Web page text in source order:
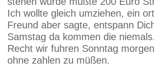
Ich wollte gleich umziehen, ein
Freund aber sagte, entspann
Samstag da kommen die
Recht wir fuhren Sonntag
ohne zahlen zu müßen.